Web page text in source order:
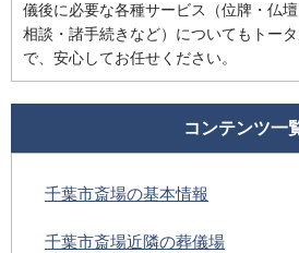
儀後に必要な各種サービス（位牌・仏
相談・諸手続きなど）についてもトー
で、安心してお任せください。
コンテンツ一
千葉市斎場の基本情報
千葉市斎場近隣の葬儀場